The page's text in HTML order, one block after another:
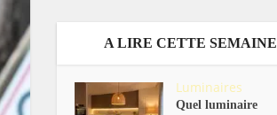
A LIRE CETTE SEMAINE
Luminaires
Quel luminaire